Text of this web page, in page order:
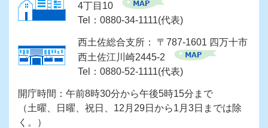
4丁目10
Tel：0880-34-1111(代表)
西土佐総合支所： 〒787-1601 四万十市
西土佐江川崎2445-2
Tel：0880-52-1111(代表)
開庁時間：午前8時30分から午後5時15分まで
（土曜、日曜、祝日、12月29日から1月3日までは除
く。）